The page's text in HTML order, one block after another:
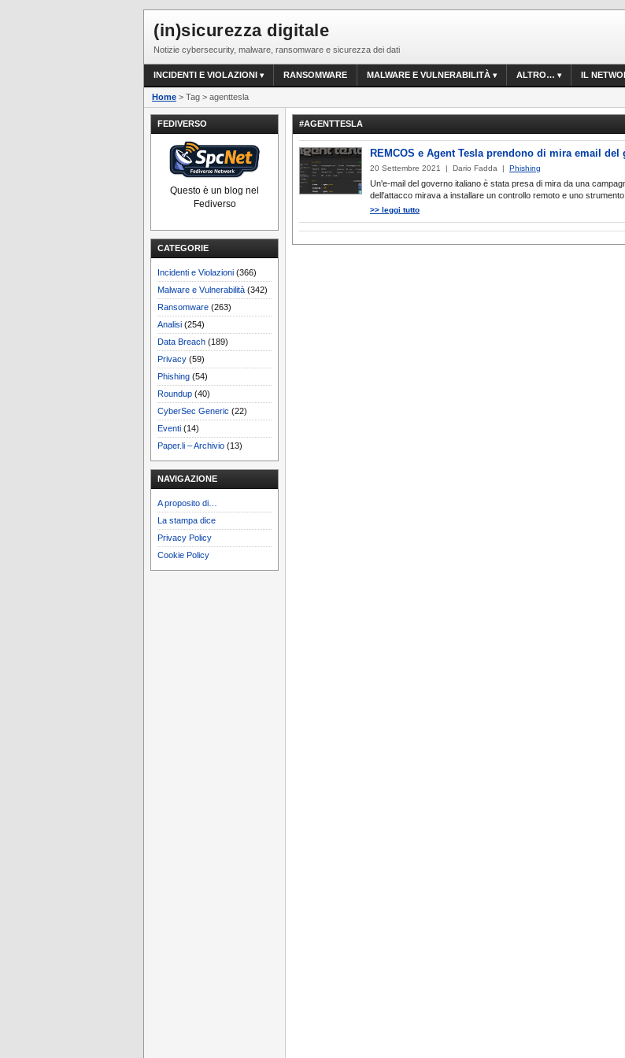
(in)sicurezza digitale
Notizie cybersecurity, malware, ransomware e sicurezza dei dati
INCIDENTI E VIOLAZIONI RANSOMWARE MALWARE E VULNERABILITÀ ALTRO… IL
Home > Tag > agenttesla
FEDIVERSO
Questo è un blog nel
Fediverso
CATEGORIE
Incidenti e Violazioni (366)
Malware e Vulnerabilità (342)
Ransomware (263)
Analisi (254)
Data Breach (189)
Privacy (59)
Phishing (54)
Roundup (40)
CyberSec Generic (22)
Eventi (14)
Paper.li – Archivio (13)
NAVIGAZIONE
A proposito di…
La stampa dice
Privacy Policy
Cookie Policy
#AGENTTESLA
REMCOS e Agent Tesla prendono di mira email
20 Settembre 2021 | Dario Fadda | Phishing
Un'e-mail del governo italiano è stata presa di mira da una
dell'attacco mirava a installare un controllo remoto e uno strumento
>> leggi tutto